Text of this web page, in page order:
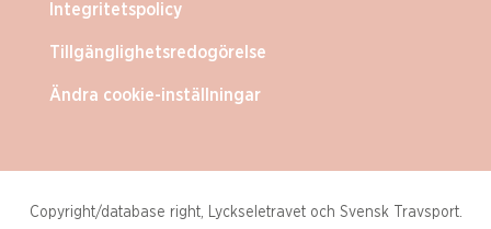
Integritetspolicy
Tillgänglighetsredogörelse
Ändra cookie-inställningar
Copyright/database right, Lyckseletravet och Svensk Travsport.